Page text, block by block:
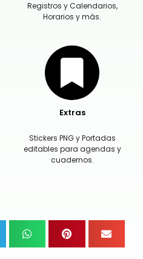
Registros y Calendarios,
Horarios y más.
Extras
Stickers PNG y Portadas
editables para agendas y
cuadernos.